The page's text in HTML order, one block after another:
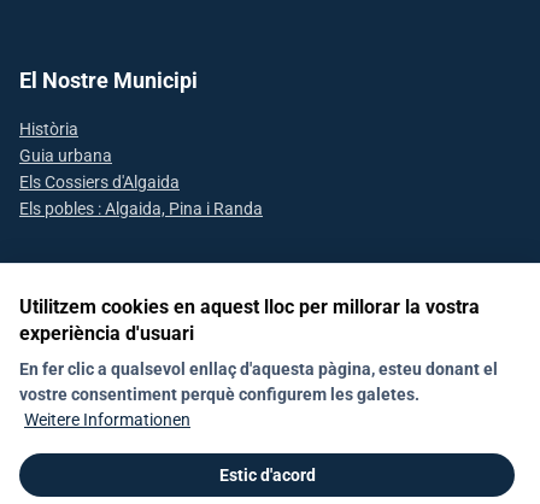
El Nostre Municipi
Història
Guia urbana
Els Cossiers d'Algaida
Els pobles : Algaida, Pina i Randa
Segueix-nos a les xarxes socials
Declaració d'accesibilitat Política de Xarxes Socials
Política de galetes (Cookies)
Utilitzem cookies en aquest lloc per millorar la vostra
experiència d'usuari
En fer clic a qualsevol enllaç d'aquesta pàgina, esteu donant el
vostre consentiment perquè configurem les galetes.
Weitere Informationen
Estic d'acord